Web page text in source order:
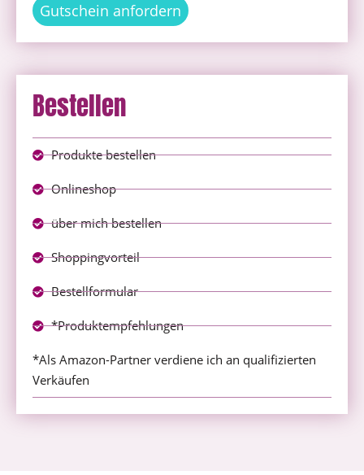
Gutschein anfordern
Bestellen
Produkte bestellen
Onlineshop
über mich bestellen
Shoppingvorteil
Bestellformular
*Produktempfehlungen
*Als Amazon-Partner verdiene ich an qualifizierten
Verkäufen